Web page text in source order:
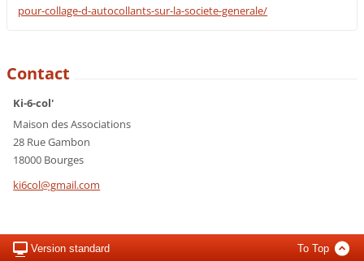
pour-collage-d-autocollants-sur-la-societe-generale/
Contact
Ki-6-col'
Maison des Associations
28 Rue Gambon
18000 Bourges
ki6col@gmail.com
Version standard To Top